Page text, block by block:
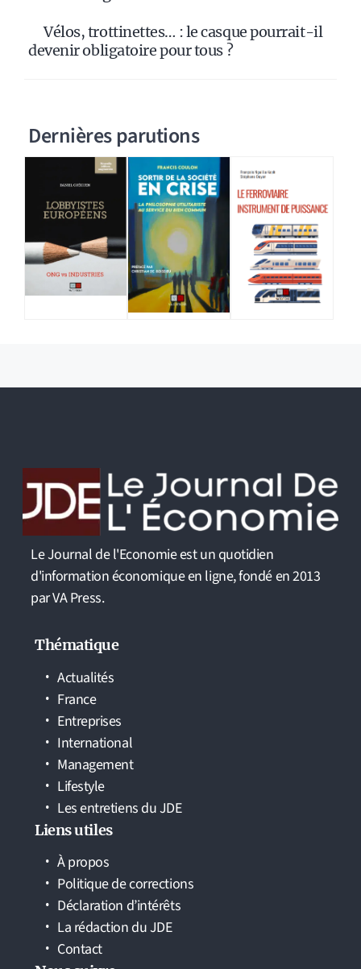
Vélos, trottinettes… : le casque pourrait-il
devenir obligatoire pour tous ?
Dernières parutions
Le Journal de l'Economie est un quotidien
d'information économique en ligne, fondé en 2013
par VA Press.
Thématique
Actualités
France
Entreprises
International
Management
Lifestyle
Les entretiens du JDE
Liens utiles
À propos
Politique de corrections
Déclaration d’intérêts
La rédaction du JDE
Contact